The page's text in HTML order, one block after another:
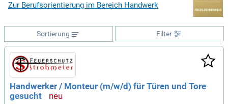
Zur Berufsorientierung im Bereich Handwerk
Filter
Sortierung
Handwerker / Monteur (m/w/d) für Türen und Tore
gesucht